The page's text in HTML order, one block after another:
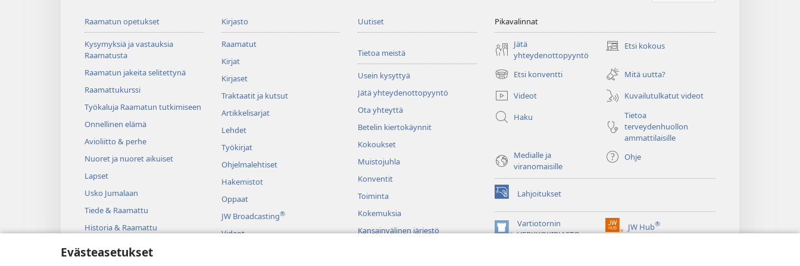
Evästeasetukset
Raamatun opetukset
Kysymyksiä ja vastauksia
Raamatusta
Raamatun jakeita selitettynä
Raamattukurssi
Työkaluja Raamatun tutkimiseen
Onnellinen elämä
Avioliitto & perhe
Nuoret ja nuoret aikuiset
Lapset
Usko Jumalaan
Tiede & Raamattu
Historia & Raamattu
Kirjasto
Raamatut
Kirjat
Kirjaset
Traktaatit ja kutsut
Artikkelisarjat
Lehdet
Työkirjat
Ohjelmalehtiset
Hakemistot
Oppaat
JW Broadcasting®
Videot
Uutiset
Tietoa meistä
Usein kysyttyä
Jätä yhteydenottopyyntö
Ota yhteyttä
Betelin kiertokäynnit
Kokoukset
Muistojuhla
Konventit
Toiminta
Kokemuksia
Kansainvälinen järjestö
Pikavalinnat
Jätä
yhteydenottopyyntö
Etsi kokous
(avaa
ikkunan)
Etsi konventti
(avaa
uuden
ikkunan)
Mitä uutta?
Videot
Kuvailutulkatut videot
Haku
Tietoa
terveydenhuollon
ammattilaisille
Medialle ja
viranomaisille
Ohje
Lahjoitukset
(avaa
uuden
ikkunan)Vartiotornin
VERKKOKIRJASTO
(avaa
JW Hub®
(avaa